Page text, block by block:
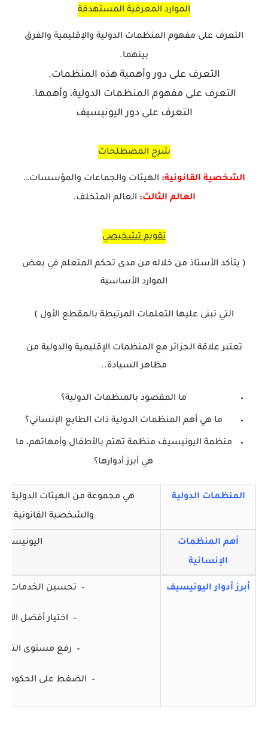
الموارد المعرفية المستهدفة
التعرف على مفهوم المنظمات الدولية والإقليمية والفرق
بينهما.
التعرف على دور وأهمية هذه المنظمات.
التعرف على مفهوم المنظمات الدولية، وأهمها.
التعرف على دور اليونيسيف
شرح المصطلحات
الشخصية القانونية: الهيئات والجماعات والمؤسسات…
العالم الثالث: العالم المتخلف.
تقويم تشخيصي
( يتأكد الأستاذ من خلاله من مدى تحكم المتعلم في بعض
الموارد الأساسية
التي تبنى عليها التعلمات المرتبطة بالمقطع الأول )
تعتبر علاقة الجزائر مع المنظمات الإقليمية والدولية من
مظاهر السيادة..
ما المقصود بالمنظمات الدولية؟
ما هي أهم المنظمات الدولية ذات الطابع الإنساني؟
منظمة اليونيسيف منظمة تهتم بالأطفال وأمهاتهم، ما
هي أبرز أدوارها؟
المنظمات الدولية
هي مجموعة من الهيئات الدولية
والشخصية القانونية
أهم المنظمات
الإنسانية
أبرز أدوار اليونيسيف – تحسين الخدمات
– اختيار أفضل
– رفع مستوى
– الضغط على